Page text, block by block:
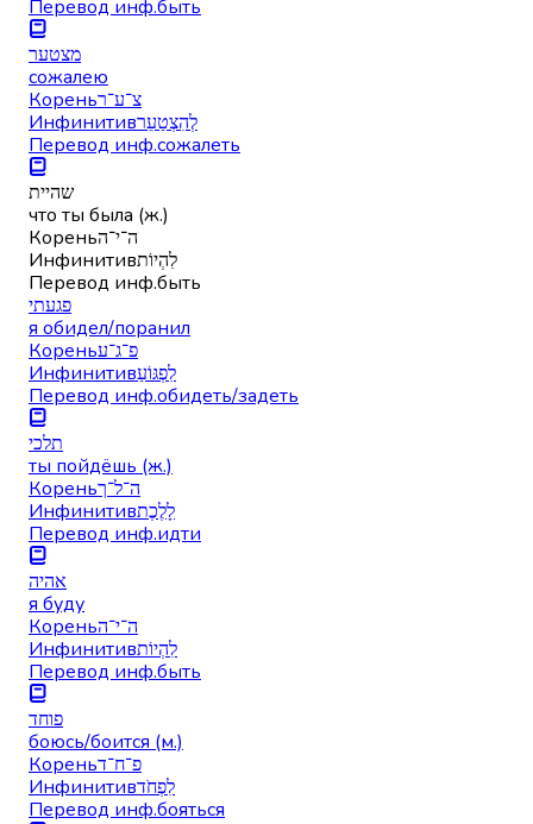
Перевод инф.быть
מצטער
сожалею
Кореньצ־ע־ר
Инфинитивלְהִצְטַעֵר
Перевод инф.сожалеть
שהיית
что ты была (ж.)
Кореньה־י־ה
Инфинитивלִהְיוֹת
Перевод инф.быть
פגעתי
я обидел/поранил
Кореньפ־ג־ע
Инфинитивלִפְגּוֹעַ
Перевод инф.обидеть/задеть
תלכי
ты пойдёшь (ж.)
Кореньה־ל־ך
Инфинитивלָלֶכֶת
Перевод инф.идти
אהיה
я буду
Кореньה־י־ה
Инфинитивלִהְיוֹת
Перевод инф.быть
פוחד
боюсь/боится (м.)
Кореньפ־ח־ד
Инфинитивלִפְחֹד
Перевод инф.бояться